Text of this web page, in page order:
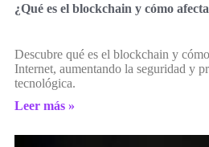
¿Qué es el blockchain y cómo
Descubre qué es el blockchain y
Internet, aumentando la seguridad y
tecnológica.
Leer más »